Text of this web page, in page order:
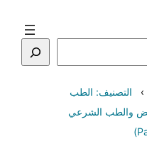
التصنيف: الطب
والطب الشرعي